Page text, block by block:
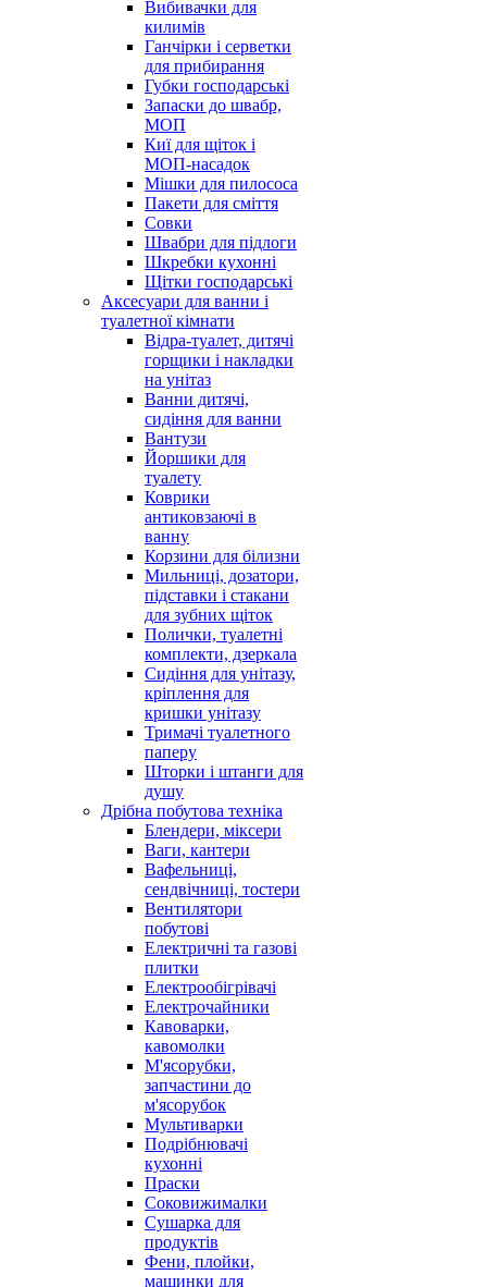
Вибивачки для
килимів
Ганчірки і серветки
для прибирання
Губки господарські
Запаски до швабр,
МОП
Киї для щіток і
МОП-насадок
Мішки для пилососа
Пакети для сміття
Совки
Швабри для підлоги
Шкребки кухонні
Щітки господарські
Аксесуари для ванни і
туалетної кімнати
Відра-туалет, дитячі
горщики і накладки
на унітаз
Ванни дитячі,
сидіння для ванни
Вантузи
Йоршики для
туалету
Коврики
антиковзаючі в
ванну
Корзини для білизни
Мильниці, дозатори,
підставки і стакани
для зубних щіток
Полички, туалетні
комплекти, дзеркала
Сидіння для унітазу,
кріплення для
кришки унітазу
Тримачі туалетного
паперу
Шторки і штанги для
душу
Дрібна побутова техніка
Блендери, міксери
Ваги, кантери
Вафельниці,
сендвічниці, тостери
Вентилятори
побутові
Електричні та газові
плитки
Електрообігрівачі
Електрочайники
Кавоварки,
кавомолки
М'ясорубки,
запчастини до
м'ясорубок
Мультиварки
Подрібнювачі
кухонні
Праски
Соковижималки
Сушарка для
продуктів
Фени, плойки,
машинки для